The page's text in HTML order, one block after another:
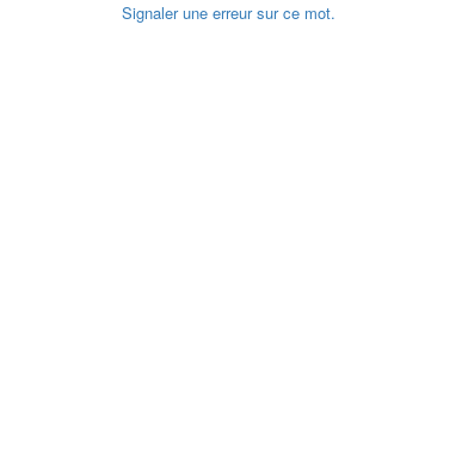
Signaler une erreur sur ce mot.